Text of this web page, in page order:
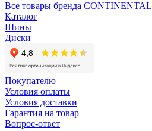
Все товары бренда CONTINENTAL
Каталог
Шины
Диски
Покупателю
Условия оплаты
Условия доставки
Гарантия на товар
Вопрос-ответ